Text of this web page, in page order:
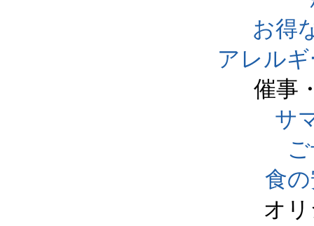
お得
アレル
催事
サ
食
オ